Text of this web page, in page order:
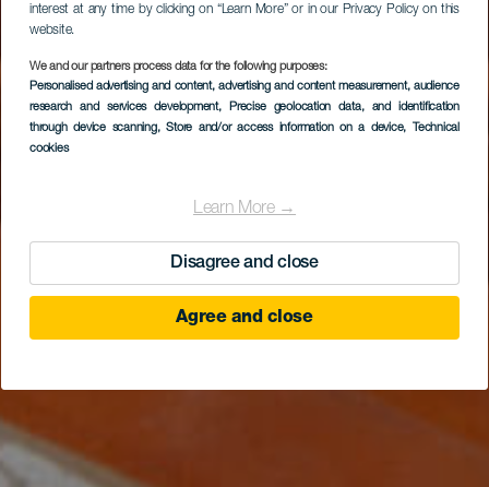
interest at any time by clicking on “Learn More” or in our Privacy Policy on this
website.
We and our partners process data for the following purposes:
Personalised advertising and content, advertising and content measurement, audience
research and services development, Precise geolocation data, and identification
through device scanning, Store and/or access information on a device, Technical
cookies
Learn More →
Disagree and close
Agree and close
El Carrizal de Tejeda